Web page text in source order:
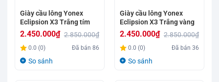
Giày cầu lông Yonex
Eclipsion X3 Trắng tím
2.850.000₫
Giá
gốc
2.450.000₫
Giá
hiện
0.0 (0) Đã bán86
So sánh
Giày cầu lông Yonex
Eclipsion X3 Trắng vàng
2.850.000₫
Giá
gốc
2.450.000₫
Giá
hiện
0.0 (0) Đã bán36
So sánh